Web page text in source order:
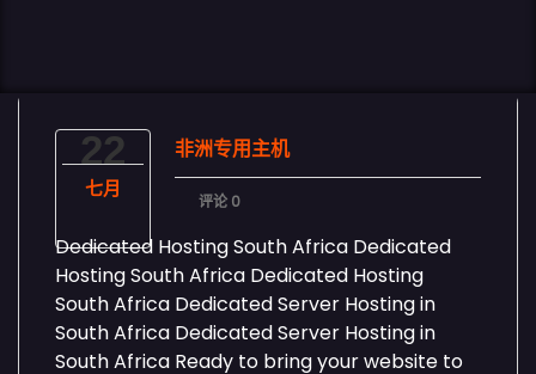
22
七月
非洲专用主机
评论 0
Dedicated Hosting South Africa Dedicated
Hosting South Africa Dedicated Hosting
South Africa Dedicated Server Hosting in
South Africa Dedicated Server Hosting in
South Africa Ready to bring your website to